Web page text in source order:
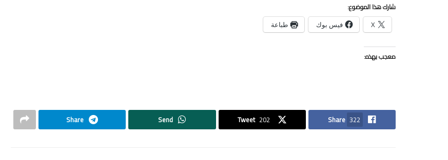
شارك هذا الموضوع:
X فيس بوك طباعة
معجب بهذه:
Share 322
Tweet 202
Send
Share